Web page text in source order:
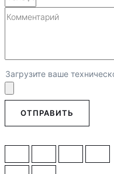
Загрузите ваше
ОТПРАВИТЬ